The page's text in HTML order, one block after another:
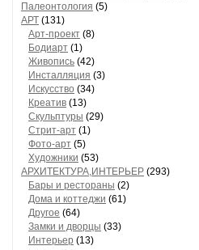
Палеонтология (5)
АРТ (131)
Арт-проект (8)
Бодиарт (1)
Живопись (42)
Инсталляция (3)
Искусство (34)
Креатив (13)
Скульптуры (29)
Стрит-арт (1)
Фото-арт (5)
Художники (53)
АРХИТЕКТУРА,ИНТЕРЬЕР (293)
Бары и рестораны (2)
Дома и коттеджи (61)
Другое (64)
Замки и дворцы (33)
Интерьер (13)